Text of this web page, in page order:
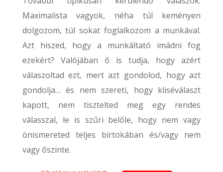
Maximalista vagyok, néha túl keményen
dolgozom, túl sokat foglalkozom a munkával.
Azt hiszed, hogy a munkáltató imádni fog
ezekért? Valójában ő is tudja, hogy azért
válaszoltad ezt, mert azt gondolod, hogy azt
gondolja… és nem szereti, hogy kliséválaszt
kapott, nem tisztelted meg egy rendes
válasszal, le is szűri belőle, hogy nem vagy
önismereted teljes birtokában és/vagy nem
vagy őszinte.